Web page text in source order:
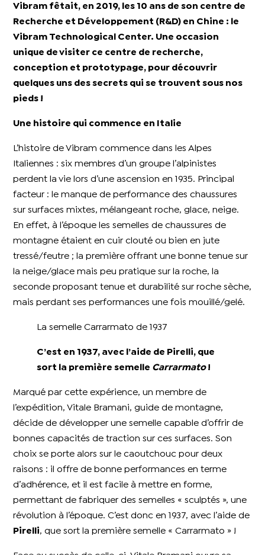
Vibram fêtait, en 2019, les 10 ans de son centre de
Recherche et Développement (R&D) en Chine : le
Vibram Technological Center. Une occasion
unique de visiter ce centre de recherche,
conception et prototypage, pour découvrir
quelques uns des secrets qui se trouvent sous nos
pieds !
Une histoire qui commence en Italie
L’histoire de Vibram commence dans les Alpes
Italiennes : six membres d’un groupe l’alpinistes
perdent la vie lors d’une ascension en 1935. Principal
facteur : le manque de performance des chaussures
sur surfaces mixtes, mélangeant roche, glace, neige.
En effet, à l’époque les semelles de chaussures de
montagne étaient en cuir clouté ou bien en jute
tressé/feutre ; la première offrant une bonne tenue sur
la neige/glace mais peu pratique sur la roche, la
seconde proposant tenue et durabilité sur roche sèche,
mais perdant ses performances une fois mouillé/gelé.
La semelle Carrarmato de 1937
C’est en 1937, avec l’aide de Pirelli, que
sort la première semelle Carrarmato!
Marqué par cette expérience, un membre de
l’expédition, Vitale Bramani, guide de montagne,
décide de développer une semelle capable d’offrir de
bonnes capacités de traction sur ces surfaces. Son
choix se porte alors sur le caoutchouc pour deux
raisons : il offre de bonne performances en terme
d’adhérence, et il est facile à mettre en forme,
permettant de fabriquer des semelles « sculptés », une
révolution à l’époque. C’est donc en 1937, avec l’aide de
Pirelli, que sort la première semelle « Carrarmato » !